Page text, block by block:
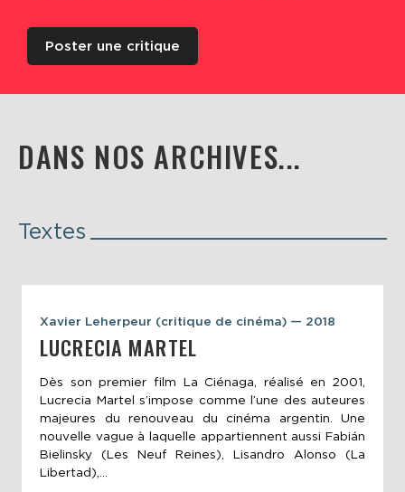
Poster une critique
DANS NOS ARCHIVES...
Textes
Xavier Leherpeur (critique de cinéma) — 2018
LUCRECIA MARTEL
Dès son premier film La Ciénaga, réalisé en 2001,
Lucrecia Martel s’impose comme l’une des auteures
majeures du renouveau du cinéma argentin. Une
nouvelle vague à laquelle appartiennent aussi Fabián
Bielinsky (Les Neuf Reines), Lisandro Alonso (La
Libertad),...